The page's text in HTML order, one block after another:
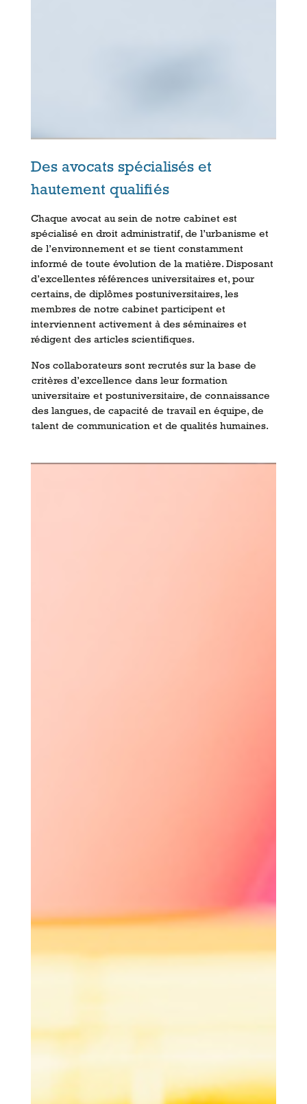
Des avocats spécialisés et
hautement qualifiés
Chaque avocat au sein de notre cabinet est
spécialisé en droit administratif, de l’urbanisme et
de l’environnement et se tient constamment
informé de toute évolution de la matière. Disposant
d’excellentes références universitaires et, pour
certains, de diplômes postuniversitaires, les
membres de notre cabinet participent et
interviennent activement à des séminaires et
rédigent des articles scientifiques.
Nos collaborateurs sont recrutés sur la base de
critères d’excellence dans leur formation
universitaire et postuniversitaire, de connaissance
des langues, de capacité de travail en équipe, de
talent de communication et de qualités humaines.